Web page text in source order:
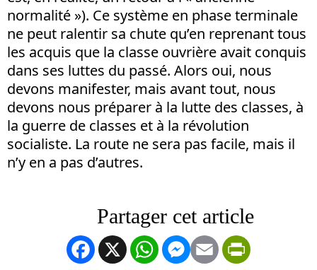
normalité »). Ce système en phase terminale
ne peut ralentir sa chute qu’en reprenant tous
les acquis que la classe ouvrière avait conquis
dans ses luttes du passé. Alors oui, nous
devons manifester, mais avant tout, nous
devons nous préparer à la lutte des classes, à
la guerre de classes et à la révolution
socialiste. La route ne sera pas facile, mais il
n’y en a pas d’autres.
Facebook
X WhatsApp
Messenger
Email